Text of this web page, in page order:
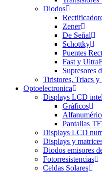
Diodos
Zener
De Señal
Schottky
Puentes
Fast y
Supresores
Tiristores, Triacs y
Optoelectronica
Displays LCD
Gráficos
Pantallas
Displays LCD
Displays y
Diodos emisores
Fotorresistencias
Celdas Solares